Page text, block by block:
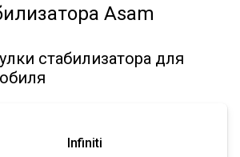
Asam
стабилизатора для
Infiniti